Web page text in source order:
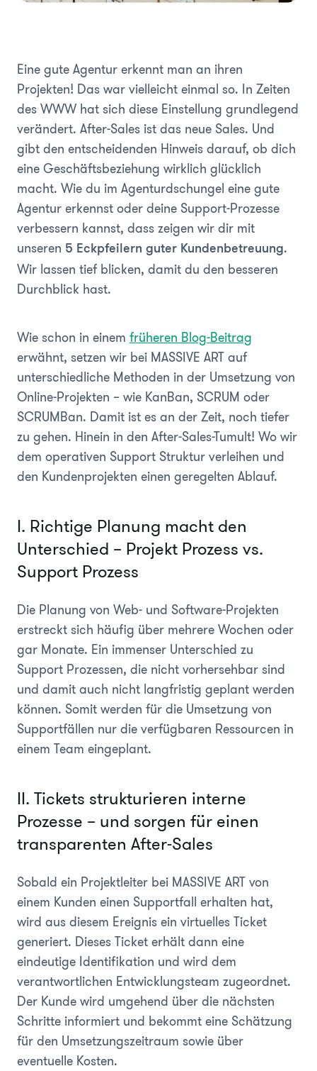
Eine gute Agentur erkennt man an ihren
Projekten! Das war vielleicht einmal so. In Zeiten
des WWW hat sich diese Einstellung grundlegend
verändert. After-Sales ist das neue Sales. Und
gibt den entscheidenden Hinweis darauf, ob dich
eine Geschäftsbeziehung wirklich glücklich
macht. Wie du im Agenturdschungel eine gute
Agentur erkennst oder deine Support-Prozesse
verbessern kannst, dass zeigen wir dir mit
unseren 5 Eckpfeilern guter Kundenbetreuung.
Wir lassen tief blicken, damit du den besseren
Durchblick hast.
Wie schon in einem früheren Blog-Beitrag
erwähnt, setzen wir bei MASSIVE ART auf
unterschiedliche Methoden in der Umsetzung von
Online-Projekten – wie KanBan, SCRUM oder
SCRUMBan. Damit ist es an der Zeit, noch tiefer
zu gehen. Hinein in den After-Sales-Tumult! Wo wir
dem operativen Support Struktur verleihen und
den Kundenprojekten einen geregelten Ablauf.
I. Richtige Planung macht den
Unterschied – Projekt Prozess vs.
Support Prozess
Die Planung von Web- und Software-Projekten
erstreckt sich häufig über mehrere Wochen oder
gar Monate. Ein immenser Unterschied zu
Support Prozessen, die nicht vorhersehbar sind
und damit auch nicht langfristig geplant werden
können. Somit werden für die Umsetzung von
Supportfällen nur die verfügbaren Ressourcen in
einem Team eingeplant.
II. Tickets strukturieren interne
Prozesse – und sorgen für einen
transparenten After-Sales
Sobald ein Projektleiter bei MASSIVE ART von
einem Kunden einen Supportfall erhalten hat,
wird aus diesem Ereignis ein virtuelles Ticket
generiert. Dieses Ticket erhält dann eine
eindeutige Identifikation und wird dem
verantwortlichen Entwicklungsteam zugeordnet.
Der Kunde wird umgehend über die nächsten
Schritte informiert und bekommt eine Schätzung
für den Umsetzungszeitraum sowie über
eventuelle Kosten.